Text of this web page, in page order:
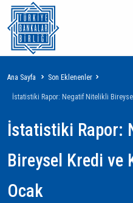
Sayfa
yolu
Ana Sayfa Son Eklenenler
İstatistiki Rapor: Negatif Nitelikli
İstatistiki Rapor:
Bireysel Kredi ve
Ocak